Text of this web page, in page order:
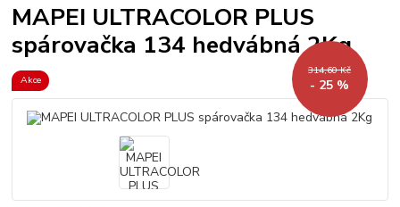
MAPEI ULTRACOLOR PLUS
spárovačka 134 hedvábná 2Kg
Akce
314,60 Kč
- 25 %